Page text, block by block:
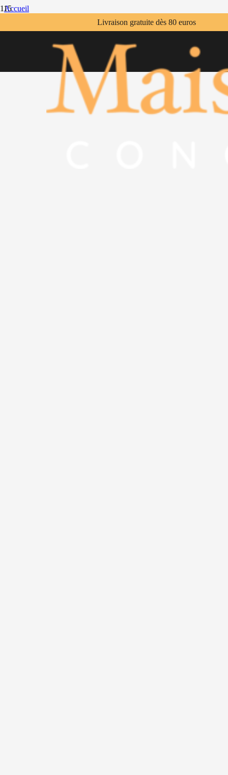
Livraison gratuite dès 80 euros
Accueil
Chaussettes Bières